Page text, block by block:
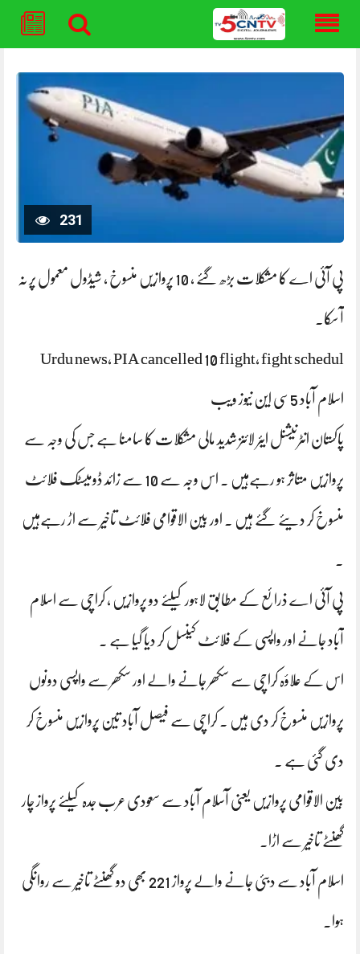
content
231
پی آئی اے کا مشکلات بڑھ گئے ، 10 پروازیں منسوخ ، شیڈول معمول پر نہ
آ سکا۔
Urdu news, PIA cancelled 10 flight, fight schedul
اسلام آباد 5سی این نیوز ویب
پاکستان انٹرنیشنل ایئر لائنز شدید مالی مشکلات کا سامنا ہے جس کی وجہ سے
پروازیں متاثر ہو رہےہیں ۔ اس وجہ سے 10 سے زائد ڈومیسٹک فلائٹ
منسوخ کر دیئے گئے ہیں ۔ اور بین الاقوامی فلائٹ تاخیر سے اڑ رہےہیں
پی آئی اے ذرائع کے مطابق لاہور کیلئے دو پروازیں ، کراچی سے اسلام
آباد جانے اور واپسی کے فلائٹ کینسل کر دیا گیا ہے ۔
اس کے علاؤہ کراچی سے سکھر جانے والے اور سکھر سے واپسی دونوں
پروازیں منسوخ کر دی ہیں ۔ کراچی سے فیصل آباد تین پروازیں منسوخ کر
دی گئی ہے ۔
بین الاقوامی پروازیں یعنی آسلام آباد سے سعودی عرب جدہ کیلئے پرواز چار
گھنٹے تاخیر سے اڑا۔
اسلام آباد سے دبئی جانے والے پرواز 221 بھی دو گھنٹے تاخیر سے روانگی
ہوا۔